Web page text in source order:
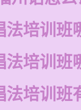
法培训班
法培训班
法培训班